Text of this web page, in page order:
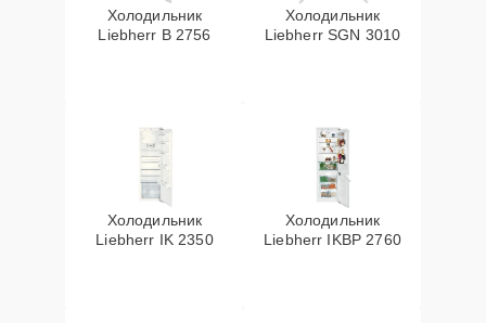
Холодильник
Liebherr B 2756
Холодильник
Liebherr SGN 3010
Холодильник
Liebherr IK 2350
Холодильник
Liebherr IKBP 2760